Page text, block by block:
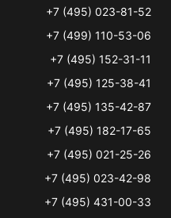
+7 (495) 023-81-52
+7 (499) 110-53-06
+7 (495) 152-31-11
+7 (495) 125-38-41
+7 (495) 135-42-87
+7 (495) 182-17-65
+7 (495) 021-25-26
+7 (495) 023-42-98
+7 (495) 431-00-33